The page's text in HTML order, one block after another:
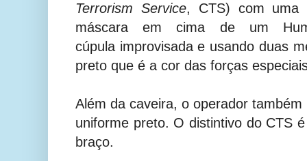
Terrorism Service, CTS) com uma
máscara em cima de um
cúpula improvisada e usando duas
preto que é a cor das forças
Além da caveira, o operador
uniforme preto. O distintivo do CTS
braço.